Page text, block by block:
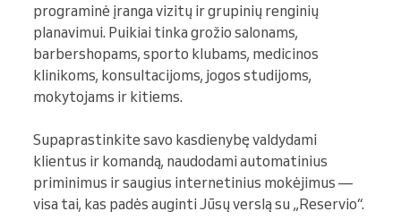
programinė įranga vizitų ir grupinių renginių
planavimui. Puikiai tinka grožio salonams,
barbershopams, sporto klubams, medicinos
klinikoms, konsultacijoms, jogos studijoms,
mokytojams ir kitiems.
Supaprastinkite savo kasdienybę valdydami
klientus ir komandą, naudodami automatinius
priminimus ir saugius internetinius mokėjimus —
visa tai, kas padės auginti Jūsų verslą su „Reservio“.